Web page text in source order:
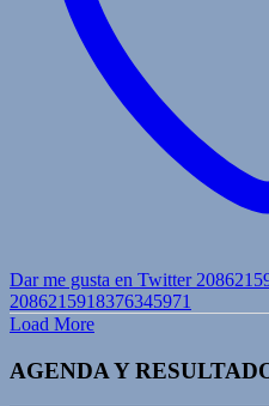
Dar me gusta en Twitter
2086215918376345971
Load More
AGENDA Y